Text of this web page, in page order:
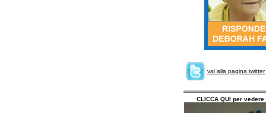
vai alla pagina twitter
CLICCA QUI per vedere